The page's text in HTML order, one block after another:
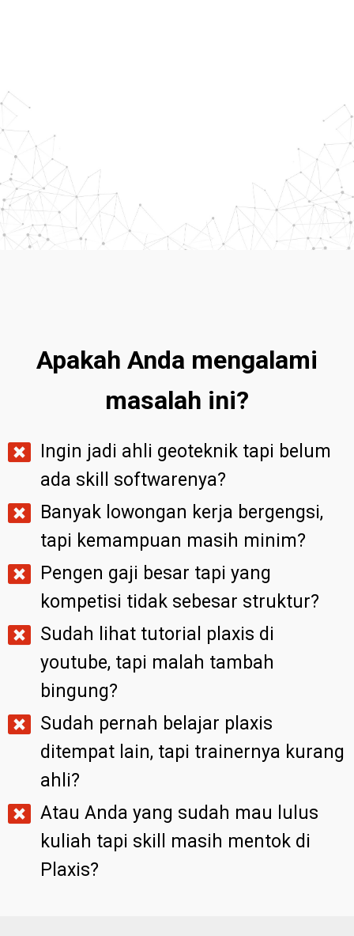
Apakah Anda mengalami
masalah ini?
Ingin jadi ahli geoteknik tapi belum
ada skill softwarenya?
Banyak lowongan kerja bergengsi,
tapi kemampuan masih minim?
Pengen gaji besar tapi yang
kompetisi tidak sebesar struktur?
Sudah lihat tutorial plaxis di
youtube, tapi malah tambah
bingung?
Sudah pernah belajar plaxis
ditempat lain, tapi trainernya kurang
ahli?
Atau Anda yang sudah mau lulus
kuliah tapi skill masih mentok di
Plaxis?